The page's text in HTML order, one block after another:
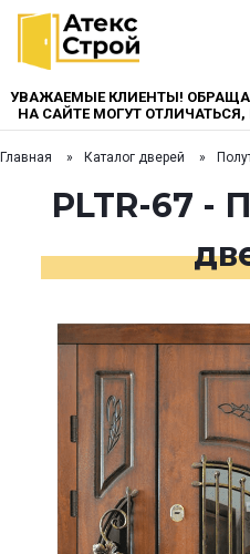
УВАЖАЕМЫЕ КЛИЕНТЫ!
НА САЙТЕ МОГУТ
Главная Каталог дверей
PLTR-67 -